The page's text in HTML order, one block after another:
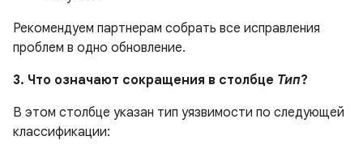
Рекомендуем партнерам собрать все исправления
проблем в одно обновление.
3. Что означают сокращения в столбце Тип?
В этом столбце указан тип уязвимости по следующей
классификации: